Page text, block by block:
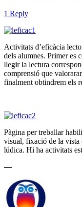
1 Reply
Activitats d’eficàcia
dels alumnes. Primer es
llegir la lectura
comprensió que
finalment obtindrem els
Pàgina per treballar
visual, fixació de la vista
lúdica. Hi ha activitats
—